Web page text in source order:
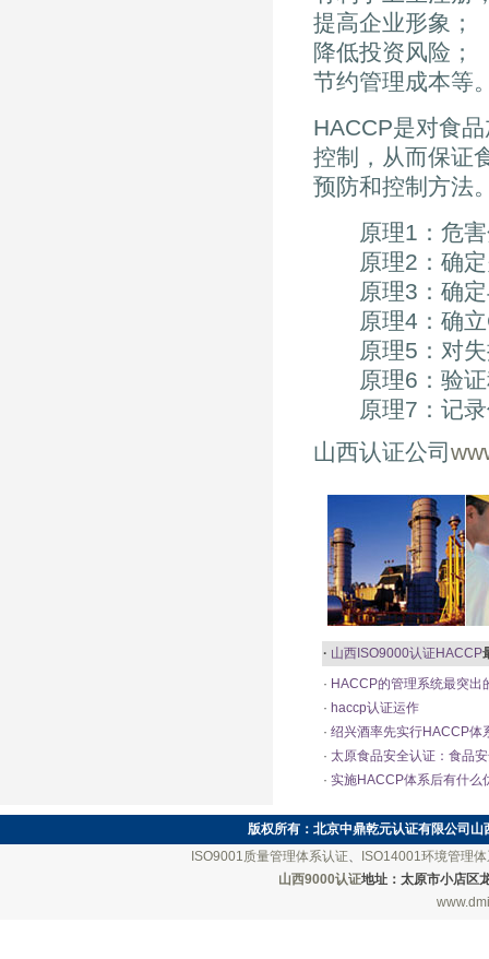
提高企业形象；
降低投资风险；
节约管理成本
HACCP是对食
控制，从而保证
预防和控制方法
原理1：危害
原理2：确定
原理3：确定
原理4：确立
原理5：对失
原理6：验证
原理7：记录
山西认证公司
· 山西ISO9000认证HACCP
· HACCP的管理系统最突出
· haccp认证运作
· 绍兴酒率先实行HACCP体
· 太原食品安全认证：食品
· 实施HACCP体系后有什么
版权所有： 北京中鼎乾元认证有限公司山
ISO9001质量管理体系认证、
ISO14001环境管理
山西9000认证地址：太原市小店区